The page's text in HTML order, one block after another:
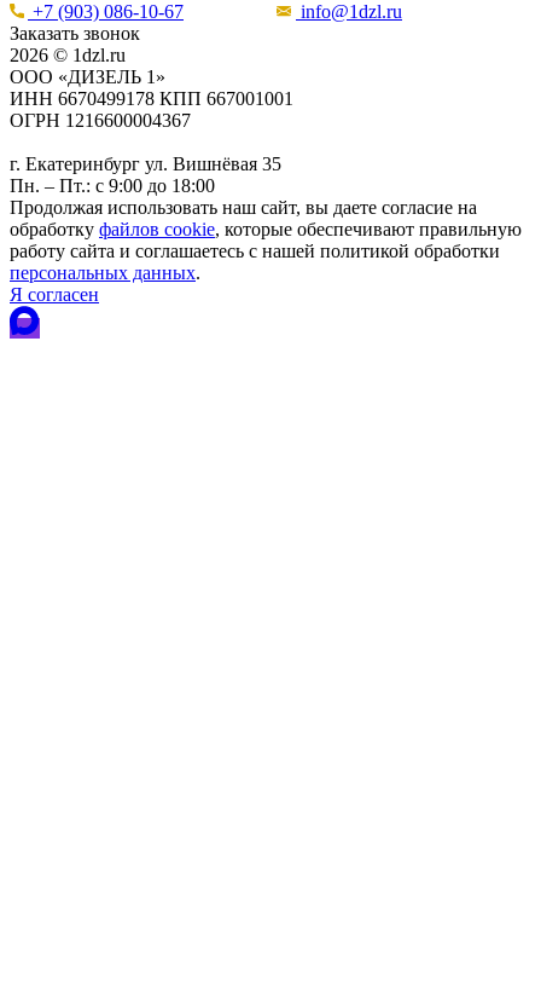
+7 (903) 086-10-67
info@1dzl.ru
Заказать звонок
2026 © 1dzl.ru
ООО «ДИЗЕЛЬ 1»
ИНН 6670499178 КПП 667001001
ОГРН 1216600004367
г. Екатеринбург ул. Вишнёвая 35
Пн. – Пт.: с 9:00 до 18:00
Продолжая использовать наш сайт, вы даете согласие на
обработку файлов cookie, которые обеспечивают правильную
работу сайта и соглашаетесь с нашей политикой обработки
персональных данных.
Я согласен